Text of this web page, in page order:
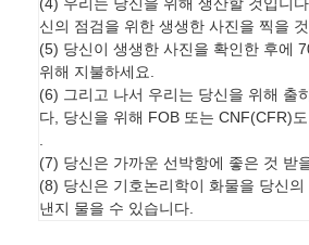
신의 점검을 위한 생생한 사진을 찍을
(5) 당신이 생생한 사진을 확인한 후에
위해 지불하세요.
(6) 그리고 나서 우리는 당신을 위해 출
다, 당신을 위해 FOB 또는 CNF(CFR)
(7) 당신은 가까운 선박항에 좋은 것 받
(8) 당신은 기호논리학이 화물을 당신
낸지 물을 수 있습니다.